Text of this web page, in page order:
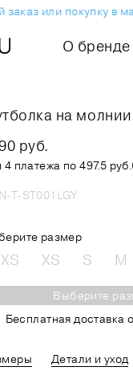
или покупку в
О бренде
на
руб.
4 платежа по 497.5 руб.
T-ST001LGY
размер
XS S M
Выберите
Бесплатная доставка
Детали и уход